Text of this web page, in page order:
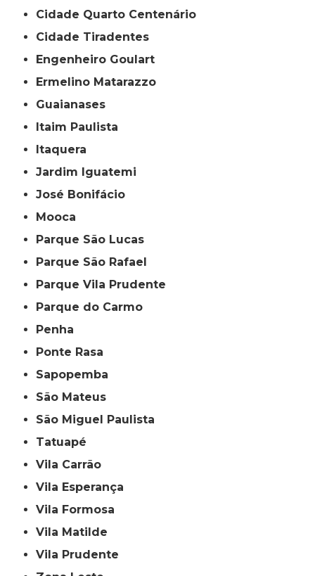
Cidade Quarto Centenário
Cidade Tiradentes
Engenheiro Goulart
Ermelino Matarazzo
Guaianases
Itaim Paulista
Itaquera
Jardim Iguatemi
José Bonifácio
Mooca
Parque São Lucas
Parque São Rafael
Parque Vila Prudente
Parque do Carmo
Penha
Ponte Rasa
Sapopemba
São Mateus
São Miguel Paulista
Tatuapé
Vila Carrão
Vila Esperança
Vila Formosa
Vila Matilde
Vila Prudente